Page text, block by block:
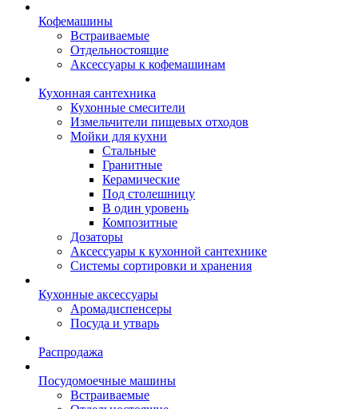
Кофемашины
Встраиваемые
Отдельностоящие
Аксессуары к кофемашинам
Кухонная сантехника
Кухонные смесители
Измельчители пищевых отходов
Мойки для кухни
Стальные
Гранитные
Керамические
Под столешницу
В один уровень
Композитные
Дозаторы
Аксессуары к кухонной сантехнике
Системы сортировки и хранения
Кухонные аксессуары
Аромадиспенсеры
Посуда и утварь
Распродажа
Посудомоечные машины
Встраиваемые